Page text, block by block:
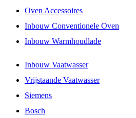
Oven Accessoires
Inbouw Conventionele Oven
Inbouw Warmhoudlade
Inbouw Vaatwasser
Vrijstaande Vaatwasser
Siemens
Bosch